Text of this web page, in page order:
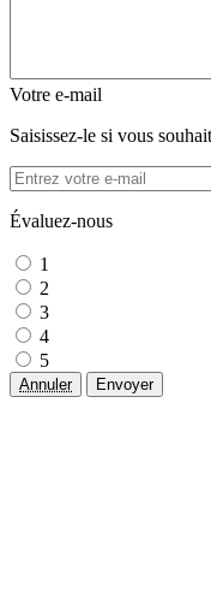
Votre e-mail
Saisissez-le si vous
Évaluez-nous
1
2
3
4
5
Annuler Envoyer